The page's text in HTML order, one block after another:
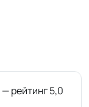
— рейтинг 5,0